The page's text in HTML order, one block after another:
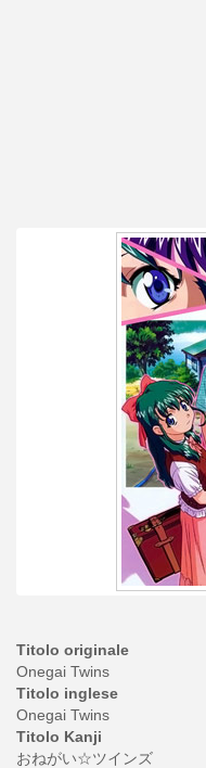
Titolo originale
Onegai Twins
Titolo inglese
Onegai Twins
Titolo Kanji
おねがい☆ツインズ